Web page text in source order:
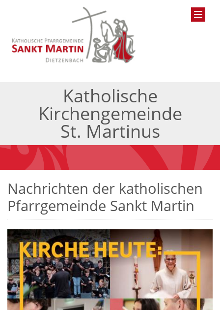
Katholische
Kirchengemeinde
St. Martinus
Nachrichten der katholischen
Pfarrgemeinde Sankt Martin